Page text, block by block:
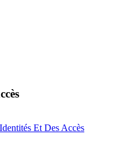
Et Des Accès